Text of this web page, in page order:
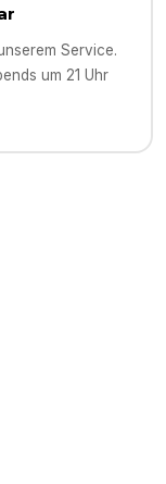
Service.
um 21 Uhr